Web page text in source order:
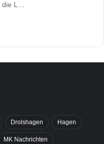
die L…
Drolshagen Hagen
MK Nachrichten